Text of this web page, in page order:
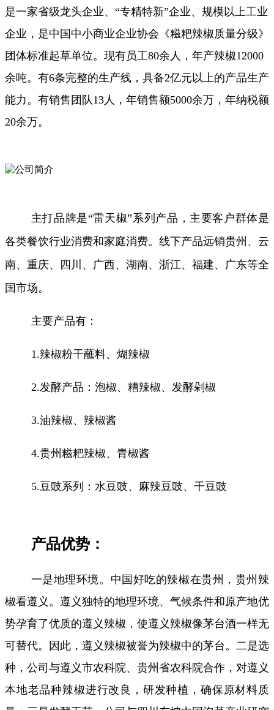
是一家省级龙头企业、“专精特新”企业、规模以上工业
企业，是中国中小商业企业协会《糍粑辣椒质量分级》
团体标准起草单位。现有员工80余人，年产辣椒12000
余吨。有6条完整的生产线，具备2亿元以上的产品生产
能力。有销售团队13人，年销售额5000余万，年纳税额
20余万。
主打品牌是“雷天椒”系列产品，主要客户群体是
各类餐饮行业消费和家庭消费。线下产品远销贵州、云
南、重庆、四川、广西、湖南、浙江、福建、广东等全
国市场。
主要产品有：
1.辣椒粉干蘸料、煳辣椒
2.发酵产品：泡椒、糟辣椒、发酵剁椒
3.油辣椒、辣椒酱
4.贵州糍粑辣椒、青椒酱
5.豆豉系列：水豆豉、麻辣豆豉、干豆豉
产品优势：
一是地理环境。中国好吃的辣椒在贵州，贵州辣
椒看遵义。遵义独特的地理环境、气候条件和原产地优
势孕育了优质的遵义辣椒，使遵义辣椒像茅台酒一样无
可替代。因此，遵义辣椒被誉为辣椒中的茅台。二是选
种，公司与遵义市农科院、贵州省农科院合作，对遵义
本地老品种辣椒进行改良，研发种植，确保原材料质